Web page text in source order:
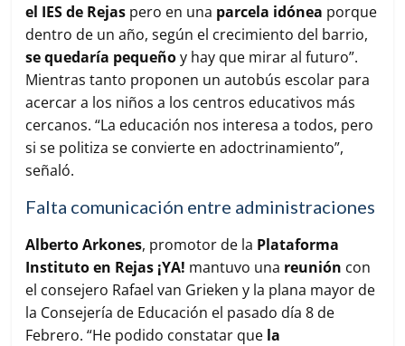
el IES de Rejas pero en una parcela idónea porque
dentro de un año, según el crecimiento del barrio,
se quedaría pequeñoy hay que mirar al futuro”.
Mientras tanto proponen un autobús escolar para
acercar a los niños a los centros educativos más
cercanos. “La educación nos interesa a todos, pero
si se politiza se convierte en adoctrinamiento”,
señaló.
Falta comunicación entre administraciones
Alberto Arkones, promotor de la Plataforma
Instituto en Rejas ¡YA! mantuvo una reunión con
el consejero Rafael van Grieken y la plana mayor de
la Consejería de Educación el pasado día 8 de
Febrero. “He podido constatar que la